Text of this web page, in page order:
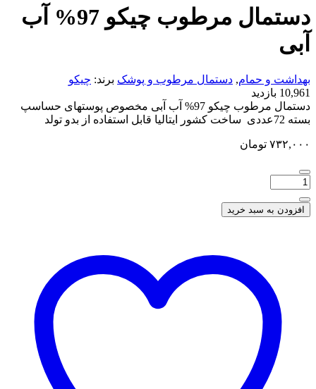
دستمال مرطوب چیکو 97% آب
آبی
بهداشت و حمام, دستمال مرطوب و پوشک برند: چیکو
10,961 بازدید
دستمال مرطوب چیکو 97% آب آبی مخصوص پوستهای حساسپ
بسته 72عددی ساخت کشور ایتالیا قابل استفاده از بدو تولد
۷۳۲,۰۰۰ تومان
افزودن به سبد خرید